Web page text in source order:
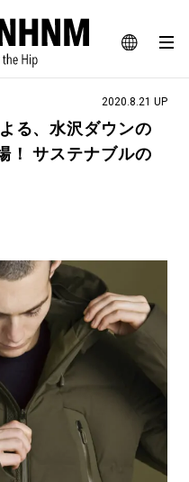
JA
EN
SNAP
イフスタイルWEBマガジン
グッド図鑑
JOURNAL
のYouTube
#AH.H
#MOVIE
#OUTDOOR
2020.8.21 UP
る、水沢ダウンの
！ サステナブルの